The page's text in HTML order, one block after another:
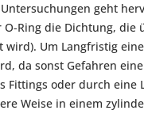
geht
Ring die Dichtung, die
wird). Um Langfristig
da sonst Gefahren
Fittings oder durch
Weise in einem